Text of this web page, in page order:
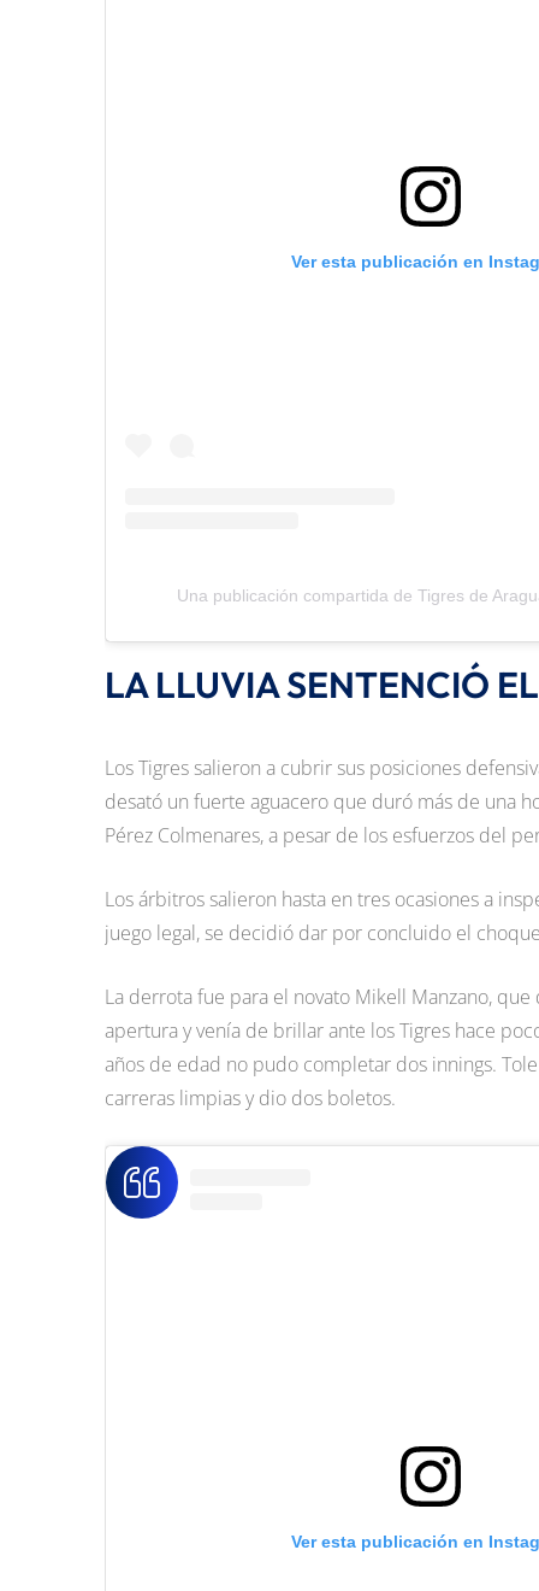
Ver esta publicación en
Una publicación compartida de Tigres de
LA LLUVIA SENTENCIÓ
Los Tigres salieron a cubrir sus posiciones
desató un fuerte aguacero que duró más de una
Pérez Colmenares, a pesar de los esfuerzos del
Los árbitros salieron hasta en tres ocasiones a
juego legal, se decidió dar por concluido el
La derrota fue para el novato Mikell Manzano,
apertura y venía de brillar ante los Tigres hace
años de edad no pudo completar dos innings.
carreras limpias y dio dos boletos.
Ver esta publicación en